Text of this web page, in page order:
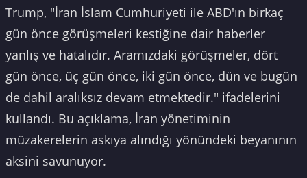
Trump, "İran İslam Cumhuriyeti ile ABD'ın birkaç
gün önce görüşmeleri kestiğine dair haberler
yanlış ve hatalıdır. Aramızdaki görüşmeler, dört
gün önce, üç gün önce, iki gün önce, dün ve bugün
de dahil aralıksız devam etmektedir." ifadelerini
kullandı. Bu açıklama, İran yönetiminin
müzakerelerin askıya alındığı yönündeki beyanının
aksini savunuyor.